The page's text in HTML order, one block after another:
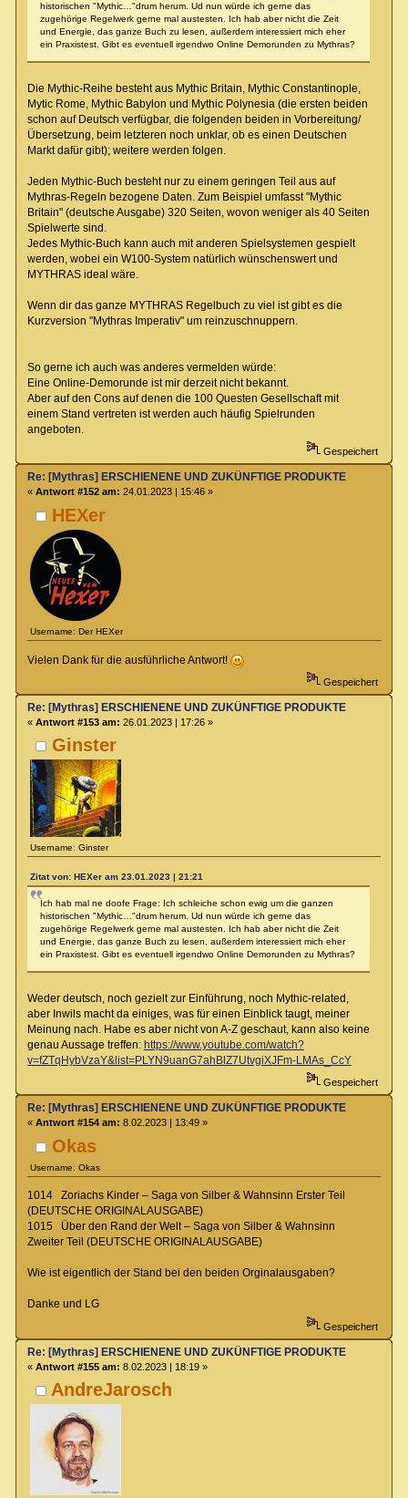
historischen "Mythic…"drum herum. Ud nun würde ich gerne das
zugehörige Regelwerk gerne mal austesten. Ich hab aber nicht die Zeit
und Energie, das ganze Buch zu lesen, außerdem interessiert mich eher
ein Praxistest. Gibt es eventuell irgendwo Online Demorunden zu Mythras?
Die Mythic-Reihe besteht aus Mythic Britain, Mythic Constantinople,
Mytic Rome, Mythic Babylon und Mythic Polynesia (die ersten beiden
schon auf Deutsch verfügbar, die folgenden beiden in Vorbereitung/
Übersetzung, beim letzteren noch unklar, ob es einen Deutschen
Markt dafür gibt); weitere werden folgen.
Jeden Mythic-Buch besteht nur zu einem geringen Teil aus auf
Mythras-Regeln bezogene Daten. Zum Beispiel umfasst "Mythic
Britain" (deutsche Ausgabe) 320 Seiten, wovon weniger als 40 Seiten
Spielwerte sind.
Jedes Mythic-Buch kann auch mit anderen Spielsystemen gespielt
werden, wobei ein W100-System natürlich wünschenswert und
MYTHRAS ideal wäre.
Wenn dir das ganze MYTHRAS Regelbuch zu viel ist gibt es die
Kurzversion "Mythras Imperativ" um reinzuschnuppern.
So gerne ich auch was anderes vermelden würde:
Eine Online-Demorunde ist mir derzeit nicht bekannt.
Aber auf den Cons auf denen die 100 Questen Gesellschaft mit
einem Stand vertreten ist werden auch häufig Spielrunden
angeboten.
Gespeichert
HEXer
Username: Der HEXer
Re: [Mythras] ERSCHIENENE UND ZUKÜNFTIGE PRODUKTE
« Antwort #152 am: 24.01.2023 | 15:46 »
Vielen Dank für die ausführliche Antwort!
Gespeichert
Ginster
Username: Ginster
Re: [Mythras] ERSCHIENENE UND ZUKÜNFTIGE PRODUKTE
« Antwort #153 am: 26.01.2023 | 17:26 »
Zitat von: HEXer am 23.01.2023 | 21:21
Ich hab mal ne doofe Frage: Ich schleiche schon ewig um die ganzen
historischen "Mythic…"drum herum. Ud nun würde ich gerne das
zugehörige Regelwerk gerne mal austesten. Ich hab aber nicht die Zeit
und Energie, das ganze Buch zu lesen, außerdem interessiert mich eher
ein Praxistest. Gibt es eventuell irgendwo Online Demorunden zu Mythras?
Weder deutsch, noch gezielt zur Einführung, noch Mythic-related,
aber Inwils macht da einiges, was für einen Einblick taugt, meiner
Meinung nach. Habe es aber nicht von A-Z geschaut, kann also keine
genau Aussage treffen: https://www.youtube.com/watch?
v=fZTqHybVzaY&list=PLYN9uanG7ahBlZ7UtvgiXJFm-LMAs_CcY
Gespeichert
Okas
Username: Okas
Re: [Mythras] ERSCHIENENE UND ZUKÜNFTIGE PRODUKTE
« Antwort #154 am: 8.02.2023 | 13:49 »
1014 Zoriachs Kinder – Saga von Silber & Wahnsinn Erster Teil
(DEUTSCHE ORIGINALAUSGABE)
1015 Über den Rand der Welt – Saga von Silber & Wahnsinn
Zweiter Teil (DEUTSCHE ORIGINALAUSGABE)
Wie ist eigentlich der Stand bei den beiden Orginalausgaben?
Danke und LG
Gespeichert
AndreJarosch
Re: [Mythras] ERSCHIENENE UND ZUKÜNFTIGE PRODUKTE
« Antwort #155 am: 8.02.2023 | 18:19 »